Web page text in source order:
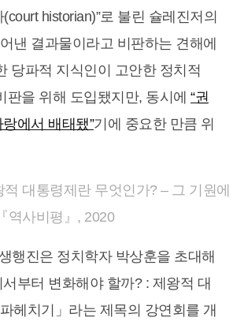
historian)”로 불린 슐레진저의
낸 결과물이라고 비판하는 견해에
당파적 지식인이 고안한 정치적
판을 위해 도입됐지만, 동시에 “권
에서 배태됐”기에 중요한 만큼 위
적 대통령제란 무엇인가? – 그 기원에
역사비평』, 2020
행진은 정치학자 박상훈을 초대해
서부터 변화해야 할까? : 제왕적 대
헤치기」라는 제목의 강연회를 개